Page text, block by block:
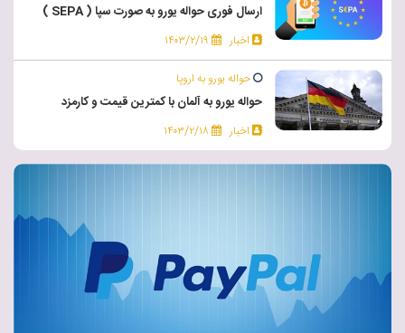
ارسال فوری حواله یورو به صورت سپا ( SEPA )
اخبار ۱۴۰۳/۲/۱۹
حواله یورو به اروپا
حواله یورو به آلمان با کمترین قیمت و کارمزد
اخبار ۱۴۰۳/۲/۱۸